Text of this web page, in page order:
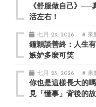
《舒服做自己》──
活左右！
七月 29, 2026 # 來
鐘穎談善終：人生
嫉妒多麼可笑
七月 25, 2026 # 來
你也是這樣長大的
見「懂事」背後的